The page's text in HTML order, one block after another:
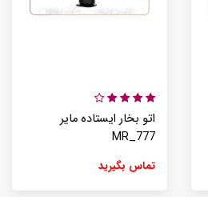
اتو بخار ایستاده مایر
MR_777
تماس بگیرید